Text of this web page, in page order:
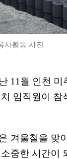
사활동 사진
11 월 인천 미
임직원이 참
겨울철을 맞
중한 시간이